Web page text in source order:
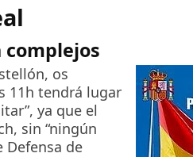
complejos
os
11h tendrá lugar
ya que el
sin “ningún
Defensa de